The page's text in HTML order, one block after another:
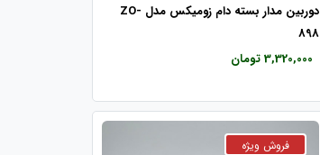
دوربین مدار بسته دام زومیکس مدل ZO-
898
3,320,000 تومان